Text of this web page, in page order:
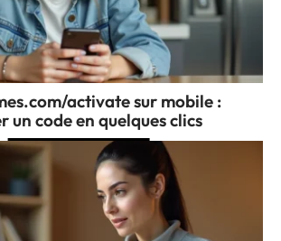
activate sur mobile :
un code en quelques clics